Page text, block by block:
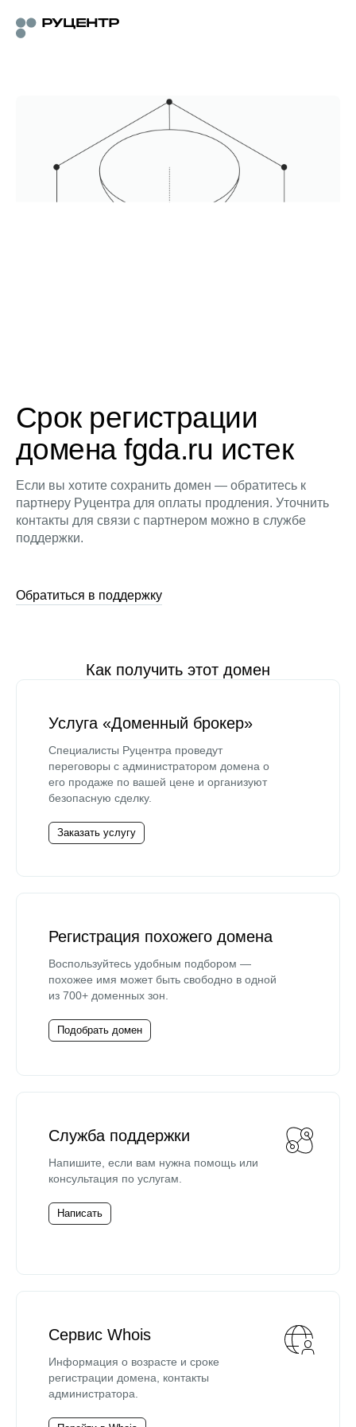
Срок регистрации
домена fgda.ru истек
Если вы хотите сохранить домен — обратитесь к
партнеру Руцентра для оплаты продления. Уточнить
контакты для связи с партнером можно в службе
поддержки.
Обратиться в поддержку
Как получить этот домен
Услуга «Доменный брокер»
Специалисты Руцентра проведут
переговоры с администратором домена о
его продаже по вашей цене и организуют
безопасную сделку.
Заказать услугу
Регистрация похожего домена
Воспользуйтесь удобным подбором —
похожее имя может быть свободно в одной
из 700+ доменных зон.
Подобрать домен
Служба поддержки
Напишите, если вам нужна помощь или
консультация по услугам.
Написать
Сервис Whois
Информация о возрасте и сроке
регистрации домена, контакты
администратора.